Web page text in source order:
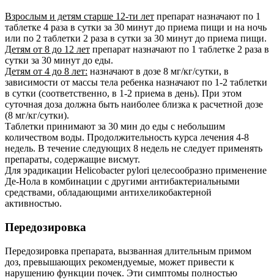
Взрослым и детям старше 12-ти лет препарат назначают по 1
таблетке 4 раза в сутки за 30 минут до приема пищи и на ночь
или по 2 таблетки 2 раза в сутки за 30 минут до приема пищи.
Детям от 8 до 12 лет препарат назначают по 1 таблетке 2 раза в
сутки за 30 минут до еды.
Детям от 4 до 8 лет: назначают в дозе 8 мг/кг/сутки, в
зависимости от массы тела ребенка назначают по 1-2 таблетки
в сутки (соответственно, в 1-2 приема в день). При этом
суточная доза должна быть наиболее близка к расчетной дозе
(8 мг/кг/сутки).
Таблетки принимают за 30 мин до еды с небольшим
количеством воды. Продолжительность курса лечения 4-8
недель. В течение следующих 8 недель не следует применять
препараты, содержащие висмут.
Для эрадикации Helicobacter pylori целесообразно применение
Де-Нола в комбинации с другими антибактериальными
средствами, обладающими антихеликобактерной
активностью.
Передозировка
Передозировка препарата, вызванная длительным примом
доз, превышающих рекомендуемые, может привести к
нарушению функции почек. Эти симптомы полностью